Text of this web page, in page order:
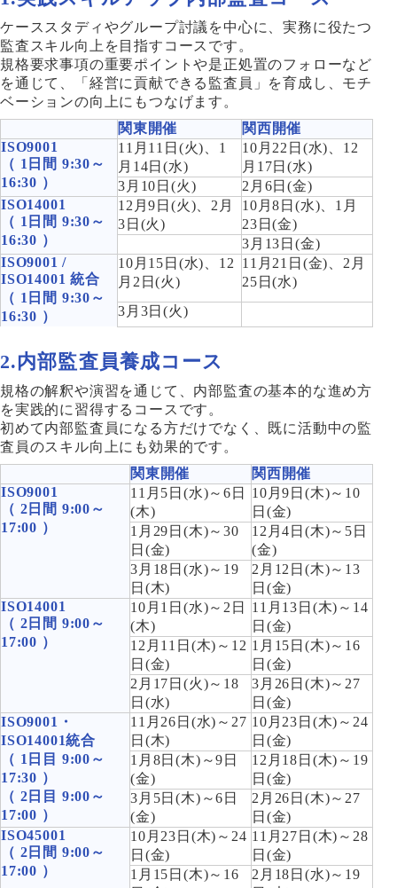
ケーススタディやグループ討議を中心に、実務に役たつ
監査スキル向上を目指すコースです。
規格要求事項の重要ポイントや是正処置のフォローなど
を通じて、「経営に貢献できる監査員」を育成し、モチ
ベーションの向上にもつなげます。
関東開催
関西開催
ISO9001
（ 1日間 9:30～
16:30 ）
11月11日(火)、1
月14日(水)
10月22日(水)、12
月17日(水)
3月10日(火)
2月6日(金)
ISO14001
（ 1日間 9:30～
16:30 ）
12月9日(火)、2月
3日(火)
10月8日(水)、1月
23日(金)
3月13日(金)
ISO9001 /
ISO14001 統合
（ 1日間 9:30～
16:30 ）
10月15日(水)、12
月2日(火)
11月21日(金)、2月
25日(水)
3月3日(火)
2.内部監査員養成コース
規格の解釈や演習を通じて、内部監査の基本的な進め方
を実践的に習得するコースです。
初めて内部監査員になる方だけでなく、既に活動中の監
査員のスキル向上にも効果的です。
関東開催
関西開催
ISO9001
（ 2日間 9:00～
17:00 ）
11月5日(水)～6日
(木)
10月9日(木)～10
日(金)
1月29日(木)～30
日(金)
12月4日(木)～5日
(金)
3月18日(水)～19
日(木)
2月12日(木)～13
日(金)
ISO14001
（ 2日間 9:00～
17:00 ）
10月1日(水)～2日
(木)
11月13日(木)～14
日(金)
12月11日(木)～12
日(金)
1月15日(木)～16
日(金)
2月17日(火)～18
日(水)
3月26日(木)～27
日(金)
ISO9001・
ISO14001統合
（ 1日目 9:00～
17:30 ）
（ 2日目 9:00～
17:00 ）
11月26日(水)～27
日(木)
10月23日(木)～24
日(金)
1月8日(木)～9日
(金)
12月18日(木)～19
日(金)
3月5日(木)～6日
(金)
2月26日(木)～27
日(金)
ISO45001
（ 2日間 9:00～
17:00 ）
10月23日(木)～24
日(金)
11月27日(木)～28
日(金)
1月15日(木)～16
2月18日(水)～19